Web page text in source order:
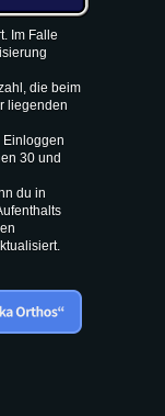
Im Falle
die beim
liegenden
30 und
du in